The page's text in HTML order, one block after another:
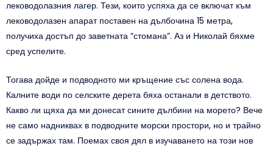
леководолазния лагер. Тези, които успяха да се включат към
леководолазен апарат поставен на дълбочина 15 метра,
получиха достъп до заветната “стомана”. Аз и Николай бяхме
сред успелите.
Тогава дойде и подводното ми кръщение със солена вода.
Калните води по селските дерета бяха останали в детството.
Какво ли щяха да ми донесат сините дълбини на морето? Вече
не само надниквах в подводните морски простори, но и трайно
се задържах там. Поемах своя дял в изучаването на този нов